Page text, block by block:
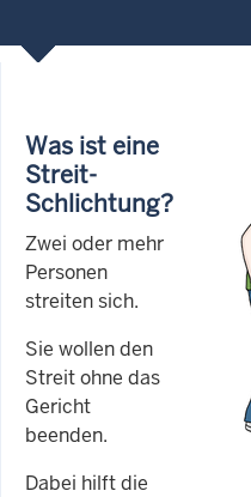
Was ist eine
Streit-
Schlichtung?
Zwei oder mehr
Personen
streiten sich.
Sie wollen den
Streit ohne das
Gericht
beenden.
Dabei hilft die